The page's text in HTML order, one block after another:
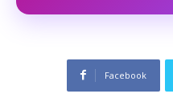
Facebook